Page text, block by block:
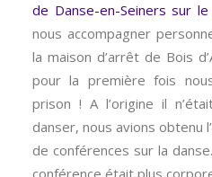
de Danse-en-Seiners sur
nous accompagner
la maison d’arrêt de Bois
pour la première fois
prison ! A l’origine il
danser, nous avions obtenu
de conférences sur la
conférence était plus